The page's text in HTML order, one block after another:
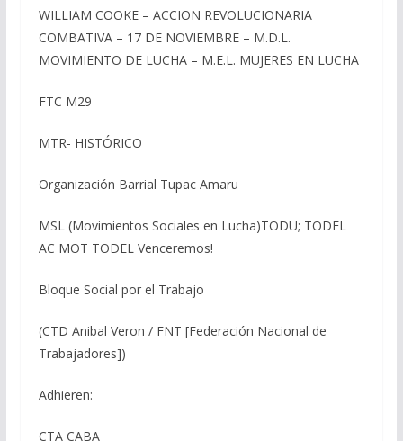
WILLIAM COOKE – ACCION REVOLUCIONARIA
COMBATIVA – 17 DE NOVIEMBRE – M.D.L.
MOVIMIENTO DE LUCHA – M.E.L. MUJERES EN LUCHA
FTC M29
MTR- HISTÓRICO
Organización Barrial Tupac Amaru
MSL (Movimientos Sociales en Lucha)TODU; TODEL
AC MOT TODEL Venceremos!
Bloque Social por el Trabajo
(CTD Anibal Veron / FNT [Federación Nacional de
Trabajadores])
Adhieren:
CTA CABA